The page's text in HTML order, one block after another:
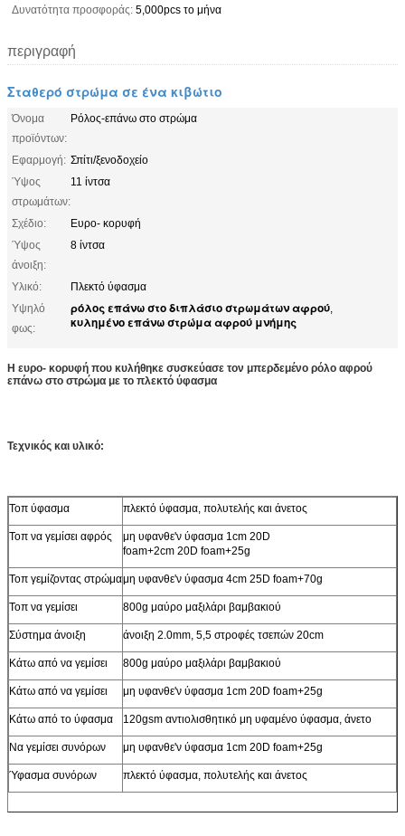
Δυνατότητα προσφοράς: 5,000pcs το μήνα
περιγραφή
Σταθερό στρώμα σε ένα κιβώτιο
Όνομα
προϊόντων:
Ρόλος-επάνω στο στρώμα
Εφαρμογή: Σπίτι/ξενοδοχείο
Ύψος
στρωμάτων:
11 ίντσα
Σχέδιο:
Ευρο- κορυφή
Ύψος
άνοιξη:
8 ίντσα
Υλικό:
Πλεκτό ύφασμα
Υψηλό
φως:
ρόλος επάνω στο διπλάσιο στρωμάτων αφρού,
κυλημένο επάνω στρώμα αφρού μνήμης
Η ευρο- κορυφή που κυλήθηκε συσκεύασε τον μπερδεμένο ρόλο αφρού
επάνω στο στρώμα με το πλεκτό ύφασμα
Τεχνικός και υλικό:
Τοπ ύφασμα πλεκτό ύφασμα, πολυτελής και άνετος
Τοπ να γεμίσει αφρός
μη υφανθε'ν ύφασμα 1cm 20D
foam+2cm 20D foam+25g
Τοπ γεμίζοντας στρώμαμη υφανθε'ν ύφασμα 4cm 25D foam+70g
Τοπ να γεμίσει 800g μαύρο μαξιλάρι βαμβακιού
Σύστημα άνοιξη άνοιξη 2.0mm, 5,5 στροφές τσεπών 20cm
Κάτω από να γεμίσει 800g μαύρο μαξιλάρι βαμβακιού
Κάτω από να γεμίσει μη υφανθε'ν ύφασμα 1cm 20D foam+25g
Κάτω από το ύφασμα 120gsm αντιολισθητικό μη υφαμένο ύφασμα, άνετο
Να γεμίσει συνόρων μη υφανθε'ν ύφασμα 1cm 20D foam+25g
Ύφασμα συνόρων πλεκτό ύφασμα, πολυτελής και άνετος